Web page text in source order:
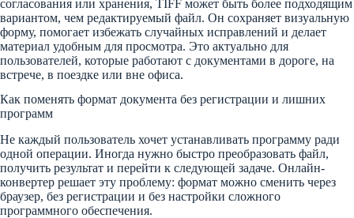
согласования или хранения, TIFF может быть более подходящим
вариантом, чем редактируемый файл. Он сохраняет визуальную
форму, помогает избежать случайных исправлений и делает
материал удобным для просмотра. Это актуально для
пользователей, которые работают с документами в дороге, на
встрече, в поездке или вне офиса.
Как поменять формат документа без регистрации и лишних
программ
Не каждый пользователь хочет устанавливать программу ради
одной операции. Иногда нужно быстро преобразовать файл,
получить результат и перейти к следующей задаче. Онлайн-
конвертер решает эту проблему: формат можно сменить через
браузер, без регистрации и без настройки сложного
программного обеспечения.